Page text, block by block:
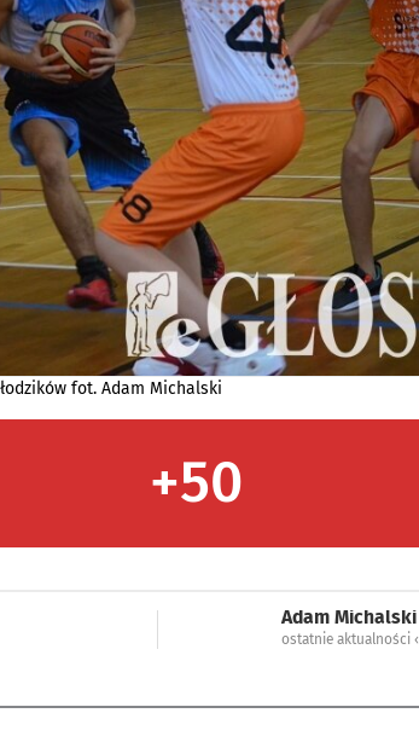
fot. Adam Michalski
+50
Adam Michalski
ostatnie aktualności ‹